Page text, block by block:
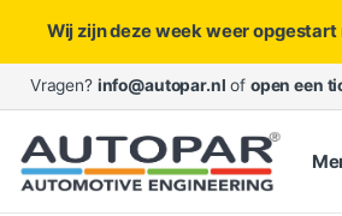
Wij zijn deze week weer
Skip to navigation
Skip to content
Vragen? info@autopar.nl of open een